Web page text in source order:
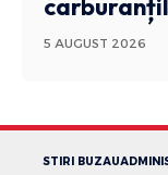
5 AUGUST 2026
STIRI BUZAU